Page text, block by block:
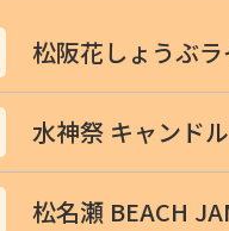
松阪花しょうぶ
水神祭 キャンド
松名瀬 BEACH